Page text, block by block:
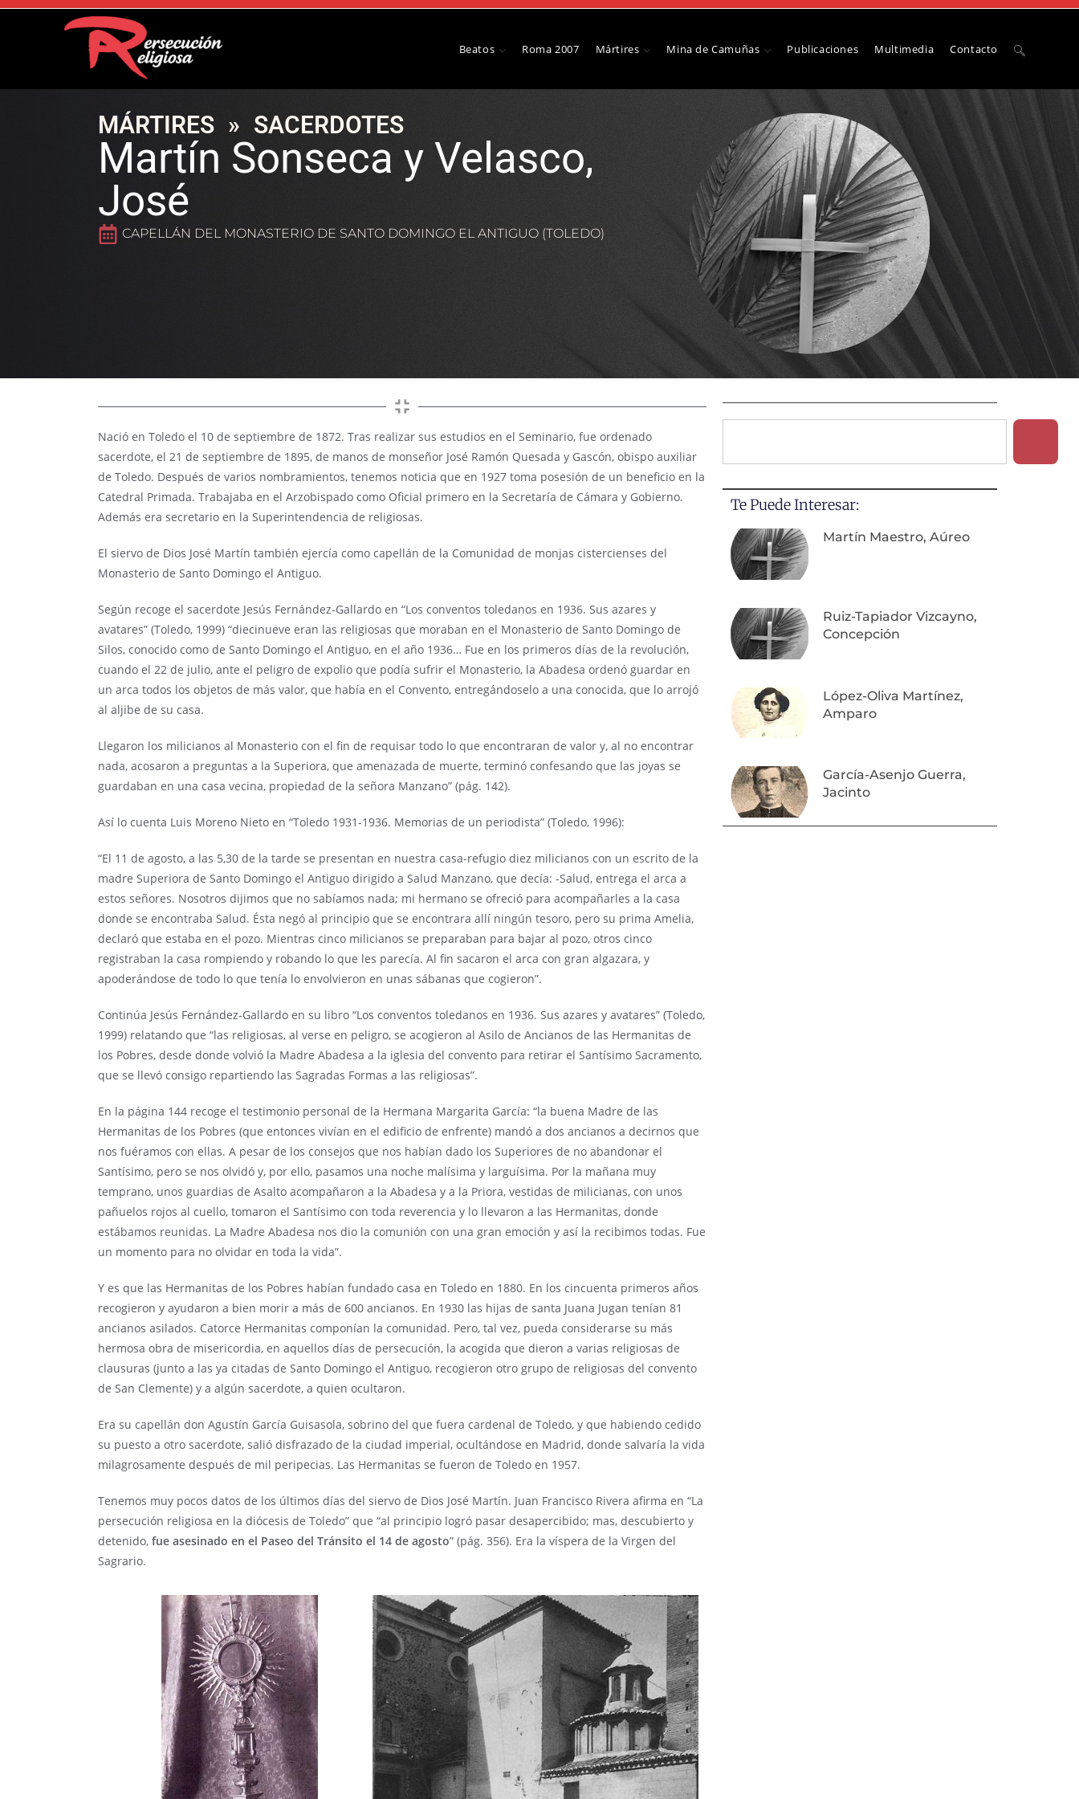
Beatos Roma 2007 Mártires Mina de Camuñas Publicaciones Multimedia Contacto
MÁRTIRES » SACERDOTES
Martín Sonseca y Velasco,
José
CAPELLÁN DEL MONASTERIO DE SANTO DOMINGO EL ANTIGUO (TOLEDO)
Nació en Toledo el 10 de septiembre de 1872. Tras realizar sus estudios en el Seminario, fue ordenado
sacerdote, el 21 de septiembre de 1895, de manos de monseñor José Ramón Quesada y Gascón, obispo auxiliar
de Toledo. Después de varios nombramientos, tenemos noticia que en 1927 toma posesión de un beneficio en la
Catedral Primada. Trabajaba en el Arzobispado como Oficial primero en la Secretaría de Cámara y Gobierno.
Además era secretario en la Superintendencia de religiosas.
El siervo de Dios José Martín también ejercía como capellán de la Comunidad de monjas cistercienses del
Monasterio de Santo Domingo el Antiguo.
Según recoge el sacerdote Jesús Fernández-Gallardo en “Los conventos toledanos en 1936. Sus azares y
avatares” (Toledo, 1999) “diecinueve eran las religiosas que moraban en el Monasterio de Santo Domingo de
Silos, conocido como de Santo Domingo el Antiguo, en el año 1936… Fue en los primeros días de la revolución,
cuando el 22 de julio, ante el peligro de expolio que podía sufrir el Monasterio, la Abadesa ordenó guardar en
un arca todos los objetos de más valor, que había en el Convento, entregándoselo a una conocida, que lo arrojó
al aljibe de su casa.
Llegaron los milicianos al Monasterio con el fin de requisar todo lo que encontraran de valor y, al no encontrar
nada, acosaron a preguntas a la Superiora, que amenazada de muerte, terminó confesando que las joyas se
guardaban en una casa vecina, propiedad de la señora Manzano” (pág. 142).
Así lo cuenta Luis Moreno Nieto en “Toledo 1931-1936. Memorias de un periodista” (Toledo, 1996):
“El 11 de agosto, a las 5,30 de la tarde se presentan en nuestra casa-refugio diez milicianos con un escrito de la
madre Superiora de Santo Domingo el Antiguo dirigido a Salud Manzano, que decía: -Salud, entrega el arca a
estos señores. Nosotros dijimos que no sabíamos nada; mi hermano se ofreció para acompañarles a la casa
donde se encontraba Salud. Ésta negó al principio que se encontrara allí ningún tesoro, pero su prima Amelia,
declaró que estaba en el pozo. Mientras cinco milicianos se preparaban para bajar al pozo, otros cinco
registraban la casa rompiendo y robando lo que les parecía. Al fin sacaron el arca con gran algazara, y
apoderándose de todo lo que tenía lo envolvieron en unas sábanas que cogieron”.
Continúa Jesús Fernández-Gallardo en su libro “Los conventos toledanos en 1936. Sus azares y avatares” (Toledo,
1999) relatando que “las religiosas, al verse en peligro, se acogieron al Asilo de Ancianos de las Hermanitas de
los Pobres, desde donde volvió la Madre Abadesa a la iglesia del convento para retirar el Santísimo Sacramento,
que se llevó consigo repartiendo las Sagradas Formas a las religiosas”.
En la página 144 recoge el testimonio personal de la Hermana Margarita García: “la buena Madre de las
Hermanitas de los Pobres (que entonces vivían en el edificio de enfrente) mandó a dos ancianos a decirnos que
nos fuéramos con ellas. A pesar de los consejos que nos habían dado los Superiores de no abandonar el
Santísimo, pero se nos olvidó y, por ello, pasamos una noche malísima y larguísima. Por la mañana muy
temprano, unos guardias de Asalto acompañaron a la Abadesa y a la Priora, vestidas de milicianas, con unos
pañuelos rojos al cuello, tomaron el Santísimo con toda reverencia y lo llevaron a las Hermanitas, donde
estábamos reunidas. La Madre Abadesa nos dio la comunión con una gran emoción y así la recibimos todas. Fue
un momento para no olvidar en toda la vida”.
Y es que las Hermanitas de los Pobres habían fundado casa en Toledo en 1880. En los cincuenta primeros años
recogieron y ayudaron a bien morir a más de 600 ancianos. En 1930 las hijas de santa Juana Jugan tenían 81
ancianos asilados. Catorce Hermanitas componían la comunidad. Pero, tal vez, pueda considerarse su más
hermosa obra de misericordia, en aquellos días de persecución, la acogida que dieron a varias religiosas de
clausuras (junto a las ya citadas de Santo Domingo el Antiguo, recogieron otro grupo de religiosas del convento
de San Clemente) y a algún sacerdote, a quien ocultaron.
Era su capellán don Agustín García Guisasola, sobrino del que fuera cardenal de Toledo, y que habiendo cedido
su puesto a otro sacerdote, salió disfrazado de la ciudad imperial, ocultándose en Madrid, donde salvaría la vida
milagrosamente después de mil peripecias. Las Hermanitas se fueron de Toledo en 1957.
Tenemos muy pocos datos de los últimos días del siervo de Dios José Martín. Juan Francisco Rivera afirma en “La
persecución religiosa en la diócesis de Toledo” que “al principio logró pasar desapercibido; mas, descubierto y
detenido, fue asesinado en el Paseo del Tránsito el 14 de agosto” (pág. 356). Era la víspera de la Virgen del
Sagrario.
Te Puede Interesar:
Martín Maestro, Aúreo
Ruiz-Tapiador Vizcayno,
Concepción
López-Oliva Martínez,
Amparo
García-Asenjo Guerra,
Jacinto